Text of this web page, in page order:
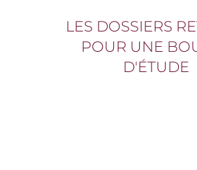
LES DOSSIERS
POUR UNE
D'ÉTUDE